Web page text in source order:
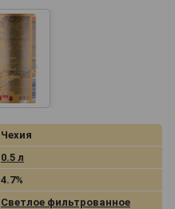
Чехия
0.5 л
4.7%
Светлое фильтрованное